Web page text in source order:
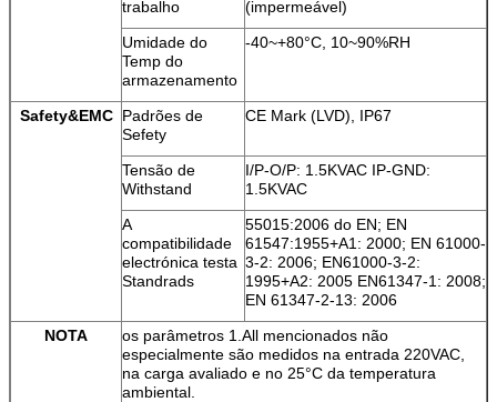
trabalho
(impermeável)
Umidade do
Temp do
armazenamento
-40~+80°C, 10~90%RH
Safety&EMC Padrões de
Sefety
CE Mark (LVD), IP67
Tensão de
Withstand
I/P-O/P: 1.5KVAC IP-GND:
1.5KVAC
A
compatibilidade
electrónica testa
Standrads
55015:2006 do EN; EN
61547:1955+A1: 2000; EN 61000-
3-2: 2006; EN61000-3-2:
1995+A2: 2005 EN61347-1: 2008;
EN 61347-2-13: 2006
NOTA
os parâmetros 1.All mencionados não
especialmente são medidos na entrada 220VAC,
na carga avaliado e no 25°C da temperatura
ambiental.